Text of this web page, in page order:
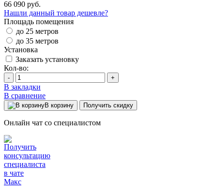
66 090 руб.
Нашли данный товар дешевле?
Площадь помещения
до 25 метров
до 35 метров
Установка
Заказать установку
Кол-во:
- +
В закладки
В сравнение
В корзину Получить скидку
Онлайн чат со специалистом